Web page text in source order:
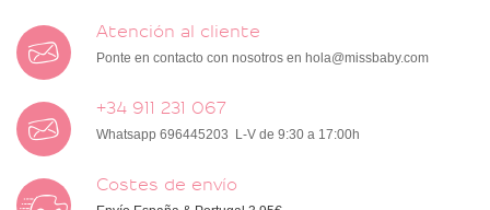
Atención al cliente
Ponte en contacto con nosotros en hola@missbaby.com
+34 911 231 067
Whatsapp 696445203 L-V de 9:30 a 17:00h
Costes de envío